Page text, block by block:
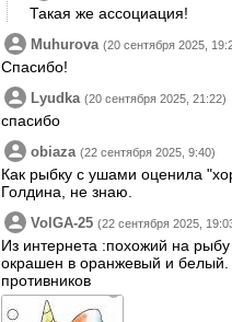
Такая же ассоциация!
Muhurova (20 сентября 2025,
Спасибо!
Lyudka (20 сентября 2025, 21:22)
спасибо
obiaza (22 сентября 2025, 9:40)
Как рыбку с ушами оценила
Голдина, не знаю.
VolGA-25 (22 сентября 2025,
Из интернета :похожий на
окрашен в оранжевый и белый.
противников